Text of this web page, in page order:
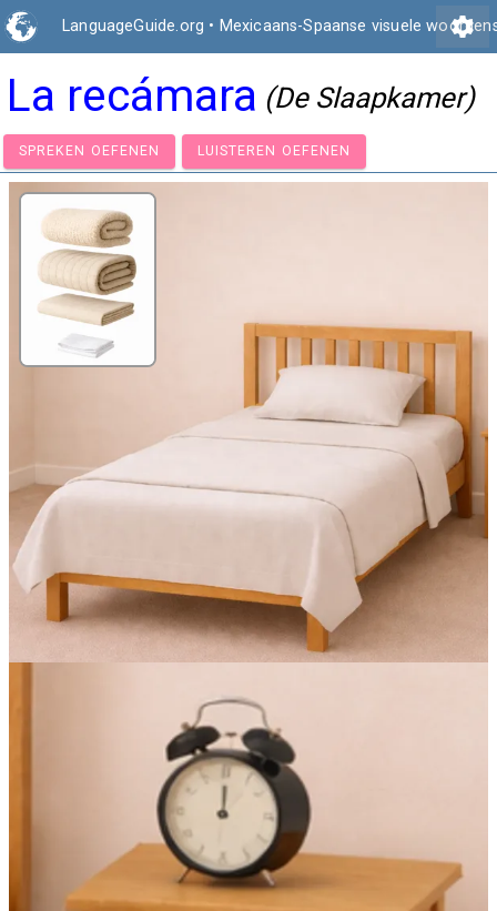
LanguageGuide.org • Mexicaans-Spaanse visuele settings
La recámara (De Slaapkamer)
SPREKEN OEFENEN LUISTEREN OEFENEN